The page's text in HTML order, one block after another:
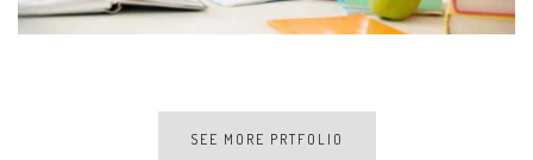
SEE MORE PRTFOLIO